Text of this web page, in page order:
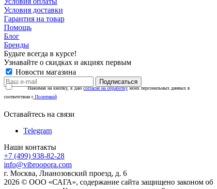
Условия доставки
Гарантия на товар
Помощь
Блог
Бренды
Будьте всегда в курсе!
Узнавайте о скидках и акциях первым
Новости магазина
Нажимая на кнопку, я даюсогласие на обработкумоих персональных данных в
соответствии с Политикой
Оставайтесь на связи
Telegram
Наши контакты
+7 (499) 938-82-28
info@vibroopora.com
г. Москва, Лианозовский проезд, д. 6
2026 © ООО «САГА», содержание сайта защищено законом об